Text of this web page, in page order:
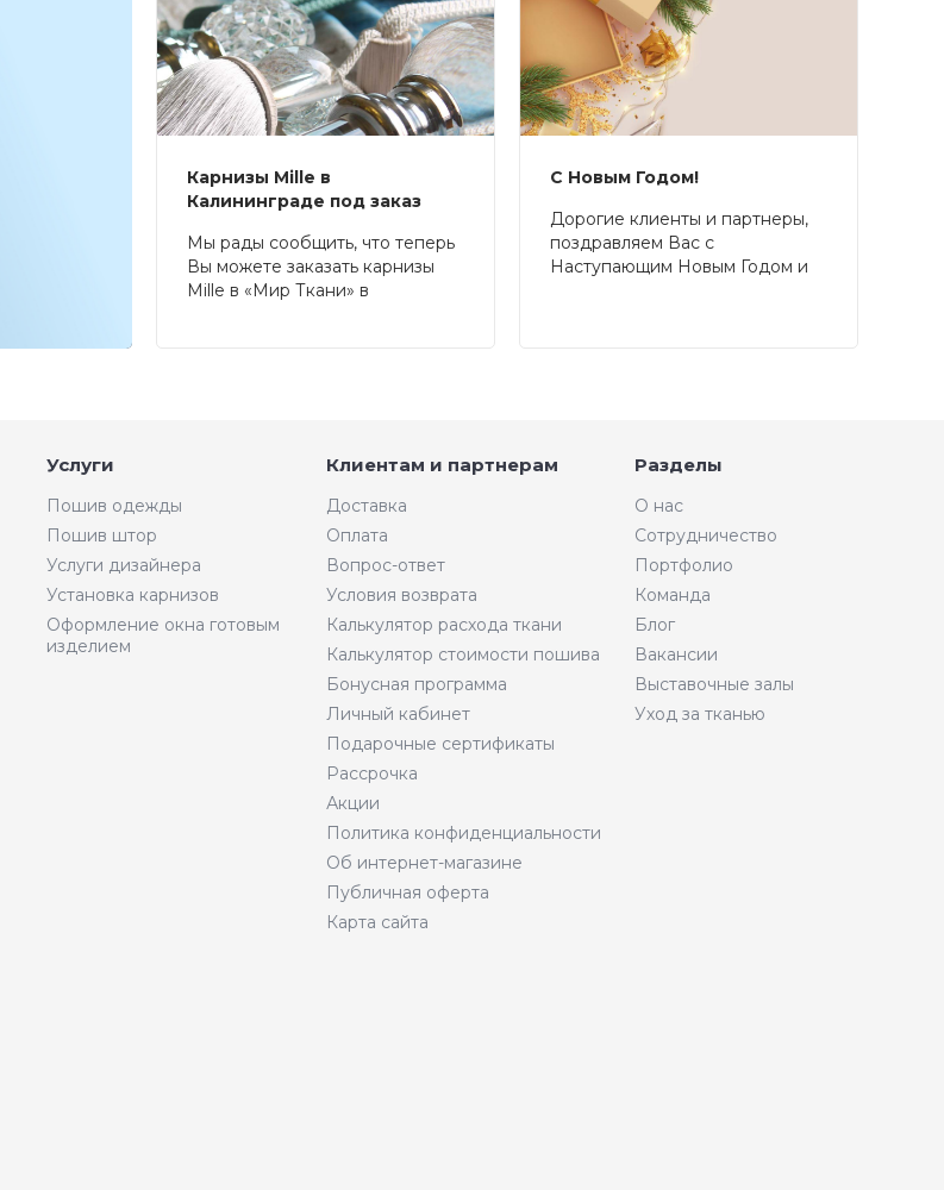
Карнизы Mille в
Калининграде под заказ
Мы рады сообщить, что теперь
Вы можете заказать карнизы
Mille в «Мир Ткани» в
С Новым Годом!
Дорогие клиенты и партнеры,
поздравляем Вас с
Наступающим Новым Годом и
Услуги
Пошив одежды
Пошив штор
Услуги дизайнера
Установка карнизов
Оформление окна готовым
изделием
Клиентам и партнерам
Доставка
Оплата
Вопрос-ответ
Условия возврата
Калькулятор расхода ткани
Калькулятор стоимости пошива
Бонусная программа
Личный кабинет
Подарочные сертификаты
Рассрочка
Акции
Политика конфиденциальности
Об интернет-магазине
Публичная оферта
Карта сайта
Разделы
О нас
Сотрудничество
Портфолио
Команда
Блог
Вакансии
Выставочные залы
Уход за тканью